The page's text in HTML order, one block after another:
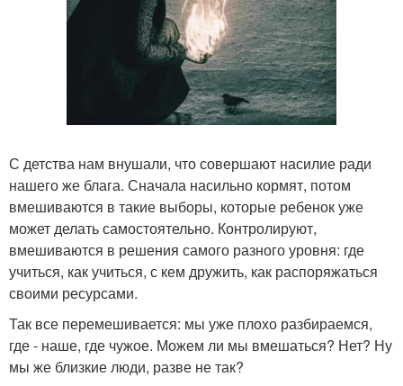
С детства нам внушали, что совершают насилие ради
нашего же блага. Сначала насильно кормят, потом
вмешиваются в такие выборы, которые ребенок уже
может делать самостоятельно. Контролируют,
вмешиваются в решения самого разного уровня: где
учиться, как учиться, с кем дружить, как распоряжаться
своими ресурсами.
Так все перемешивается: мы уже плохо разбираемся,
где - наше, где чужое. Можем ли мы вмешаться? Нет? Ну
мы же близкие люди, разве не так?